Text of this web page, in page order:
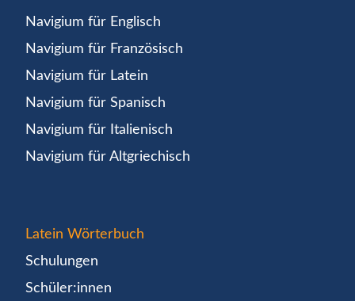
Navigium für Englisch
Navigium für Französisch
Navigium für Latein
Navigium für Spanisch
Navigium für Italienisch
Navigium für Altgriechisch
Latein Wörterbuch
Schulungen
Schüler:innen